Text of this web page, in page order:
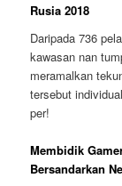
Rusia 2018
Daripada 736
kawasan nan
meramalkan
tersebut
per!
Membidik
Bersandarkan